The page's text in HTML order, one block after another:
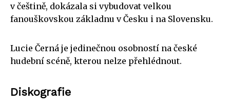
v češtině, dokázala si vybudovat velkou
fanouškovskou základnu v Česku i na Slovensku.
Lucie Černá je jedinečnou osobností na české
hudební scéně, kterou nelze přehlédnout.
Diskografie